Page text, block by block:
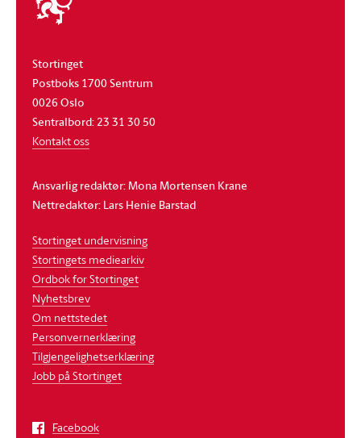
stortinget
Stortinget
Postboks 1700 Sentrum
0026 Oslo
Sentralbord: 23 31 30 50
Kontakt oss
Ansvarlig redaktør: Mona Mortensen Krane
Nettredaktør: Lars Henie Barstad
Stortinget undervisning
Stortingets mediearkiv
Ordbok for Stortinget
Nyhetsbrev
Om nettstedet
Personvernerklæring
Tilgjengelighetserklæring
Jobb på Stortinget
Facebook